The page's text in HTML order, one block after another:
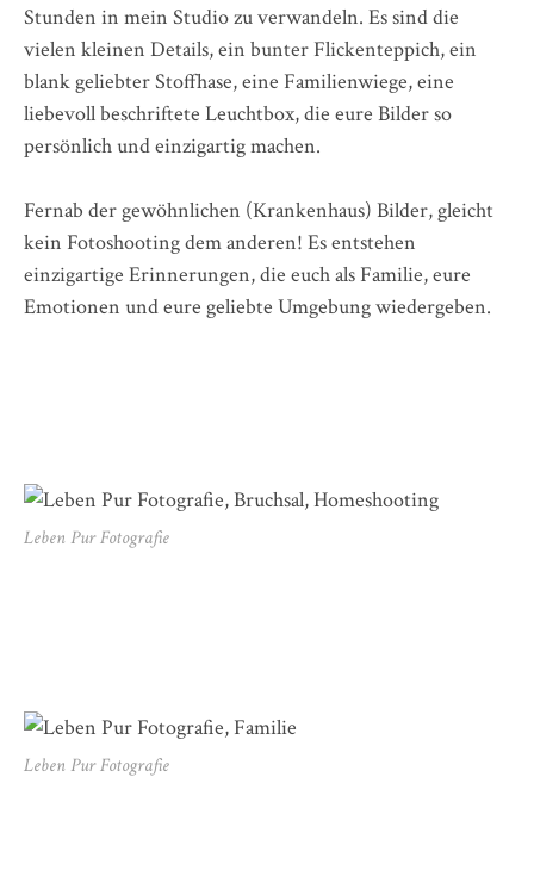
Stunden in mein Studio zu verwandeln. Es sind die
vielen kleinen Details, ein bunter Flickenteppich, ein
blank geliebter Stoffhase, eine Familienwiege, eine
liebevoll beschriftete Leuchtbox, die eure Bilder so
persönlich und einzigartig machen.
Fernab der gewöhnlichen (Krankenhaus) Bilder, gleicht
kein Fotoshooting dem anderen! Es entstehen
einzigartige Erinnerungen, die euch als Familie, eure
Emotionen und eure geliebte Umgebung wiedergeben.
Leben Pur Fotografie
Leben Pur Fotografie